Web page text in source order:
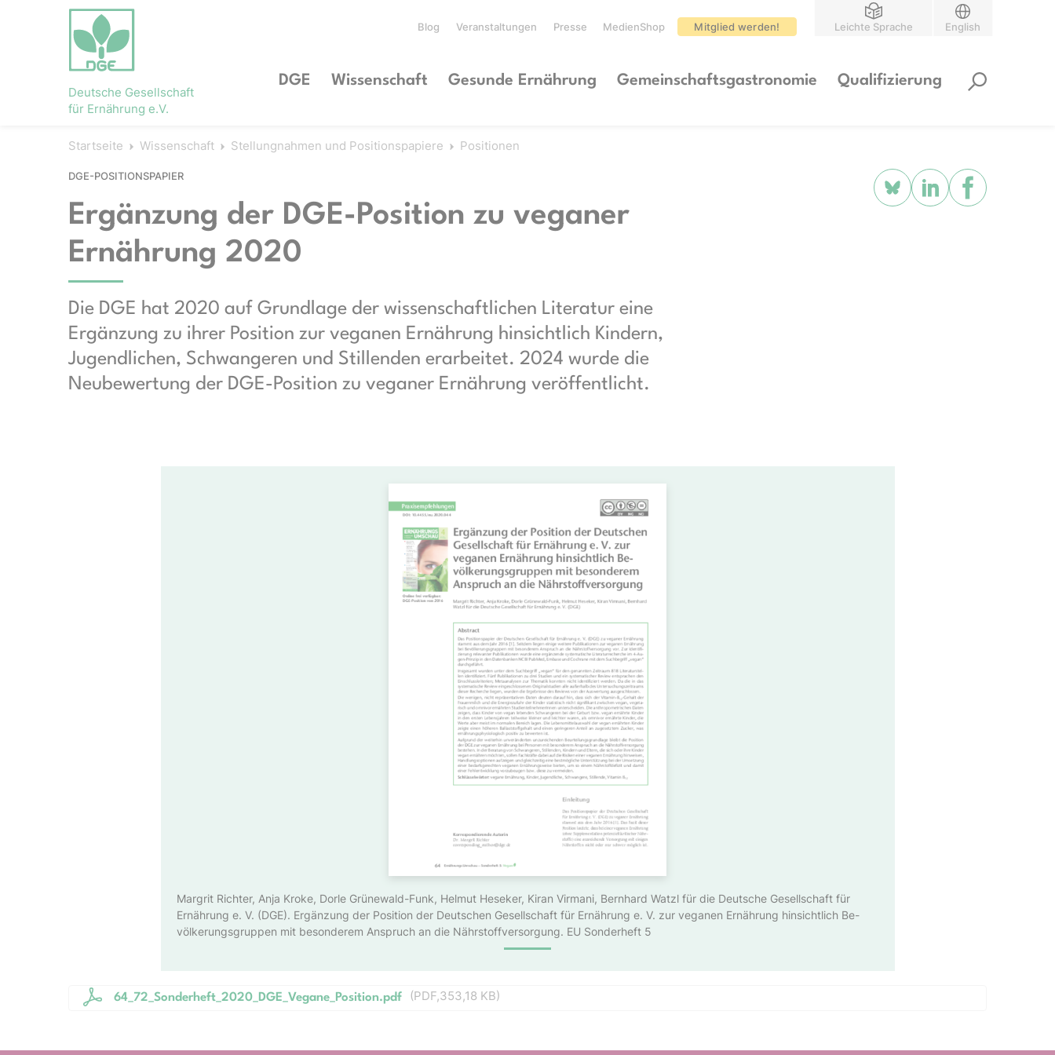
Deutsche Gesellschaft
für Ernährung e.V.
Blog Veranstaltungen Presse MedienShop Mitglied werden! Leichte Sprache English
DGE Wissenschaft Gesunde Ernährung Gemeinschaftsgastronomie Qualifizierung
Startseite Wissenschaft Stellungnahmen und Positionspapiere Positionen
DGE-POSITIONSPAPIER
Ergänzung der DGE-Position zu veganer
Ernährung 2020
Die DGE hat 2020 auf Grundlage der wissenschaftlichen Literatur eine
Ergänzung zu ihrer Position zur veganen Ernährung hinsichtlich Kindern,
Jugendlichen, Schwangeren und Stillenden erarbeitet. 2024 wurde die
Neubewertung der DGE-Position zu veganer Ernährung veröffentlicht.
Margrit Richter, Anja Kroke, Dorle Grünewald-Funk, Helmut Heseker, Kiran Virmani, Bernhard Watzl für die Deutsche Gesellschaft für
Ernährung e. V. (DGE). Ergänzung der Position der Deutschen Gesellschaft für Ernährung e. V. zur veganen Ernährung hinsichtlich Be-
völkerungsgruppen mit besonderem Anspruch an die Nährstoffversorgung. EU Sonderheft 5
64_72_Sonderheft_2020_DGE_Vegane_Position.pdf (PDF 353,18 KB)